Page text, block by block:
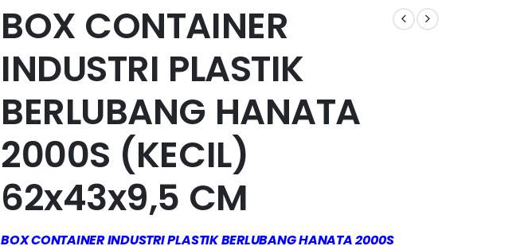
BOX CONTAINER
INDUSTRI PLASTIK
BERLUBANG HANATA
2000S (KECIL)
62x43x9,5 CM
BOX CONTAINER INDUSTRI PLASTIK BERLUBANG HANATA 2000S